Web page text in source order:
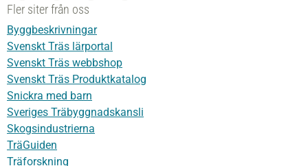
Fler siter från oss
Byggbeskrivningar
Svenskt Träs lärportal
Svenskt Träs webbshop
Svenskt Träs Produktkatalog
Snickra med barn
Sveriges Träbyggnadskansli
Skogsindustrierna
TräGuiden
Träforskning